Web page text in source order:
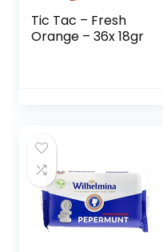
Tic Tac – Fresh
Orange – 36x 18gr